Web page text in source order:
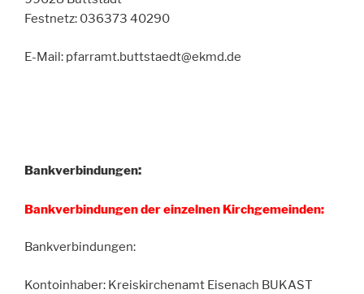
Festnetz: 036373 40290
E-Mail: pfarramt.buttstaedt@ekmd.de
Bankverbindungen:
Bankverbindungen der einzelnen Kirchgemeinden:
Bankverbindungen:
Kontoinhaber: Kreiskirchenamt Eisenach BUKAST